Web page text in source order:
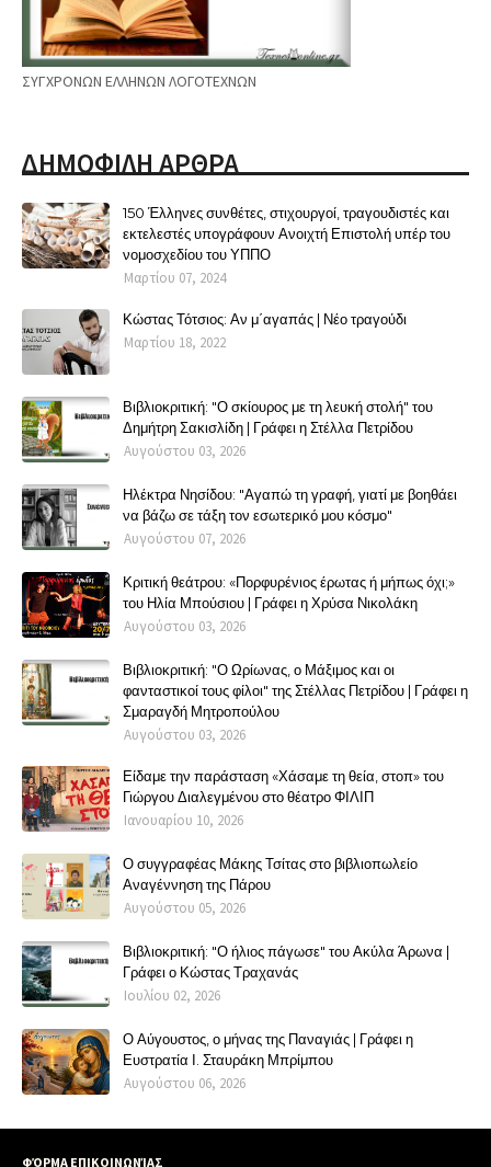
ΣΥΓΧΡΟΝΩΝ ΕΛΛΗΝΩΝ ΛΟΓΟΤΕΧΝΩΝ
ΔΗΜΟΦΙΛΗ ΑΡΘΡΑ
150 Έλληνες συνθέτες, στιχουργοί, τραγουδιστές και
εκτελεστές υπογράφουν Ανοιχτή Επιστολή υπέρ του
νομοσχεδίου του ΥΠΠΟ
Μαρτίου 07, 2024
Κώστας Τότσιος: Αν μ΄αγαπάς | Νέο τραγούδι
Μαρτίου 18, 2022
Βιβλιοκριτική: "Ο σκίουρος με τη λευκή στολή" του
Δημήτρη Σακισλίδη | Γράφει η Στέλλα Πετρίδου
Αυγούστου 03, 2026
Ηλέκτρα Νησίδου: "Αγαπώ τη γραφή, γιατί με βοηθάει
να βάζω σε τάξη τον εσωτερικό μου κόσμο"
Αυγούστου 07, 2026
Κριτική θεάτρου: «Πορφυρένιος έρωτας ή μήπως όχι;»
του Ηλία Μπούσιου | Γράφει η Χρύσα Νικολάκη
Αυγούστου 03, 2026
Βιβλιοκριτική: "Ο Ωρίωνας, ο Μάξιμος και οι
φανταστικοί τους φίλοι" της Στέλλας Πετρίδου | Γράφει η
Σμαραγδή Μητροπούλου
Αυγούστου 03, 2026
Είδαμε την παράσταση «Χάσαμε τη θεία, στοπ» του
Γιώργου Διαλεγμένου στο θέατρο ΦΙΛΙΠ
Ιανουαρίου 10, 2026
Ο συγγραφέας Μάκης Τσίτας στο βιβλιοπωλείο
Αναγέννηση της Πάρου
Αυγούστου 05, 2026
Βιβλιοκριτική: "Ο ήλιος πάγωσε" του Ακύλα Άρωνα |
Γράφει ο Κώστας Τραχανάς
Ιουλίου 02, 2026
Ο Αύγουστος, ο μήνας της Παναγιάς | Γράφει η
Ευστρατία Ι. Σταυράκη Μπρίμπου
Αυγούστου 06, 2026
ΦΌΡΜΑ ΕΠΙΚΟΙΝΩΝΊΑΣ